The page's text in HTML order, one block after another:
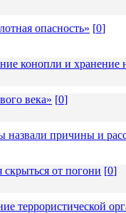
опасность» [0]
конопли и хранение
века» [0]
причины и
от погони [0]
террористической